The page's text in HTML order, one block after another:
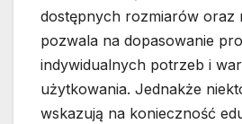
dostępnych rozmiarów oraz
pozwala na dopasowanie
indywidualnych potrzeb i
użytkowania. Jednakże
wskazują na konieczność